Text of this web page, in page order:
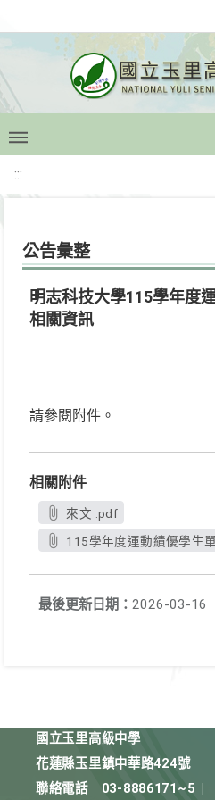
:::
公告彙整
明志科技大學115學年度
相關資訊
請參閱附件。
相關附件
來文 .pdf
115學年度運動績優學生
最後更新日期： 2026-03-16
國立玉里高級中學
花蓮縣玉里鎮中華路424號
聯絡電話
03-8886171~5